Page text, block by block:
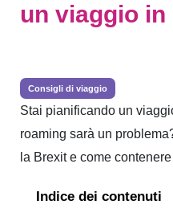
un viaggio
Consigli di viaggio
Stai pianificando un
roaming sarà un
la Brexit e come
Indice dei contenuti